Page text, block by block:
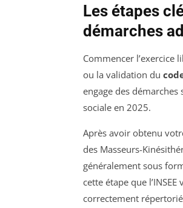
Les étapes
démarches
Commencer l’exercice
ou la validation du
engage des
sociale en 2025.
Après avoir obtenu
des Masseurs-
généralement sous
cette étape que
correctement